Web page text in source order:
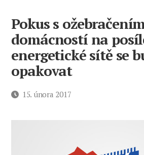
Pokus s
domácností na
energetické sítě se
opakovat
Datum15. února 2017